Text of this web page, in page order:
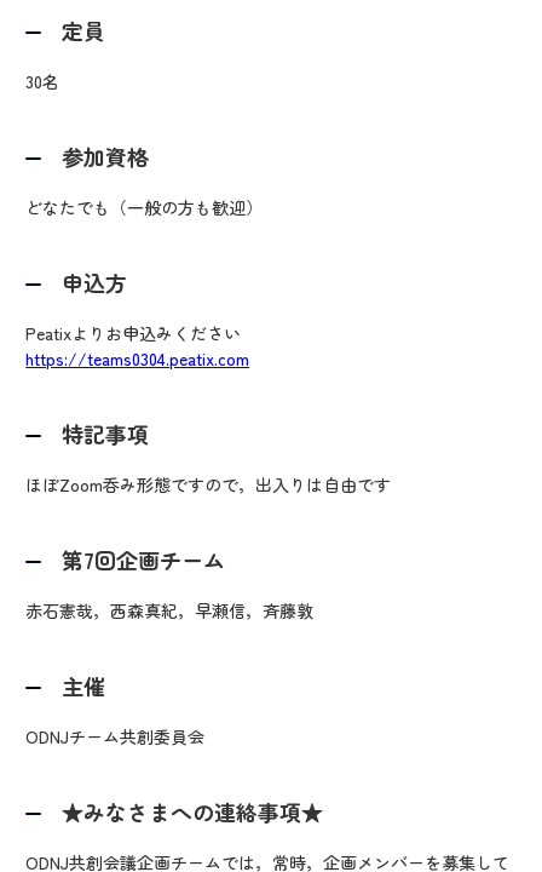
定員
30名
参加資格
どなたでも（一般の方も歓迎）
申込方
Peatixよりお申込みください
https://teams0304.peatix.com
特記事項
ほぼZoom呑み形態ですので，出入りは自由です
第7回企画チーム
赤石憲哉，西森真紀，早瀬信，斉藤敦
主催
ODNJチーム共創委員会
★みなさまへの連絡事項★
ODNJ共創会議企画チームでは，常時，企画メンバーを募集して